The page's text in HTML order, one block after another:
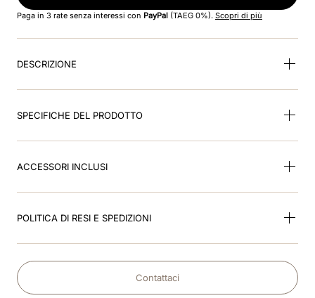
8.accessori
9.visor
10.kep nero
Paga in 3 rate senza interessi con PayPal (TAEG 0%). Scopri di più
DESCRIZIONE
SPECIFICHE DEL PRODOTTO
ACCESSORI INCLUSI
POLITICA DI RESI E SPEDIZIONI
Contattaci